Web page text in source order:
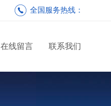
全国服务热线：
在线留言 联系我们